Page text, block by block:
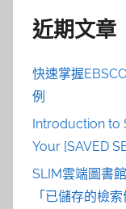
近期文章
快速掌握
例
Introduction to
Your [SAVED
SLIM雲端圖書
「已儲存的檢索